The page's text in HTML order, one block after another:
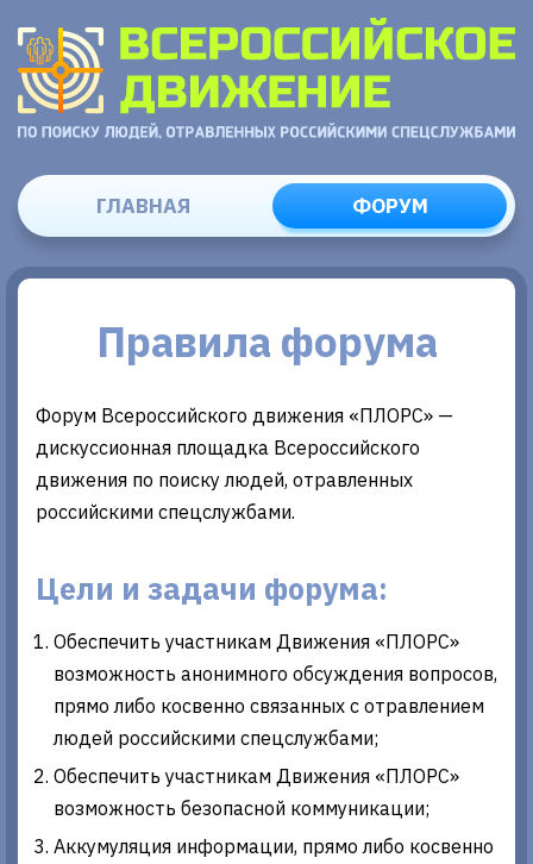
ГЛАВНАЯ ФОРУМ
Правила форума
Форум Всероссийского движения «ПЛОРС» —
дискуссионная площадка Всероссийского
движения по поиску людей, отравленных
российскими спецслужбами.
Цели и задачи форума:
Обеспечить участникам Движения «ПЛОРС»
возможность анонимного обсуждения вопросов,
прямо либо косвенно связанных с отравлением
людей российскими спецслужбами;
Обеспечить участникам Движения «ПЛОРС»
возможность безопасной коммуникации;
Аккумуляция информации, прямо либо косвенно